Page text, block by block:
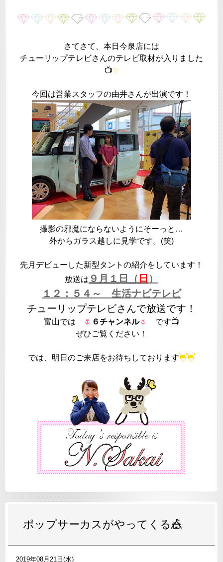
さてさて、本日今泉店には
チューリップテレビさんのテレビ取材が入りました
📺✨
今回は営業スタッフの由井さんが出演です！
撮影の邪魔にならないようにそーっと…
外からガラス越しに見学です。(笑)
先月デビューした新型タントの紹介をしています！
放送は ９月１日（ 日 ）
１２：５４～ 生活ナビテレビ
チューリップテレビさんで放送です！
富山では 🌷 ６チャンネル🌷
です📺
ぜひご覧ください！
では、明日のご来店をお待ちしております👋👋
ポップサーカスがやってくる🎪
2019年08月21日(水)